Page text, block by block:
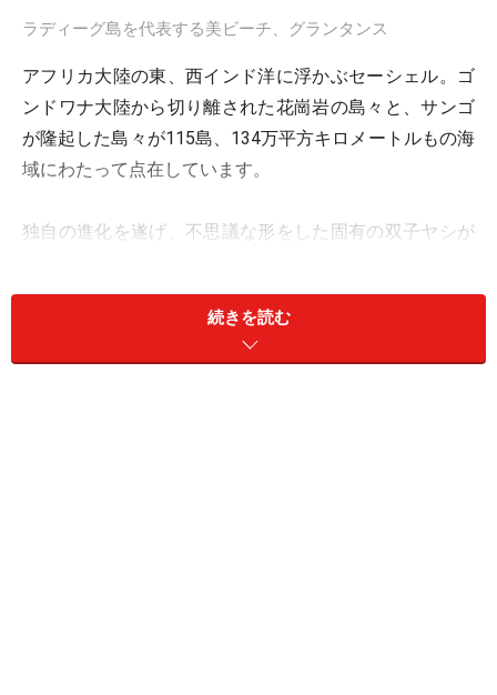
ラディーグ島を代表する美ビーチ、グランタンス
アフリカ大陸の東、西インド洋に浮かぶセーシェル。ゴ
ンドワナ大陸から切り離された花崗岩の島々と、サンゴ
が隆起した島々が115島、134万平方キロメートルもの海
域にわたって点在しています。
独自の進化を遂げ、不思議な形をした固有の双子ヤシが
ン島）が有名です。また、エレガントなリゾートホテル
が多く、ヨーロッパのリゾーターの憧れの地でもありま
続きを読む